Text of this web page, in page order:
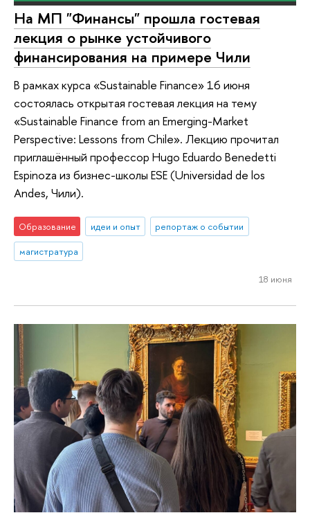
На МП "Финансы" прошла гостевая
лекция о рынке устойчивого
финансирования на примере Чили
В рамках курса «Sustainable Finance» 16 июня
состоялась открытая гостевая лекция на тему
«Sustainable Finance from an Emerging-Market
Perspective: Lessons from Chile». Лекцию прочитал
приглашённый профессор Hugo Eduardo Benedetti
Espinoza из бизнес-школы ESE (Universidad de los
Andes, Чили).
Образование идеи и опыт
репортаж о событии
магистратура
18 июня